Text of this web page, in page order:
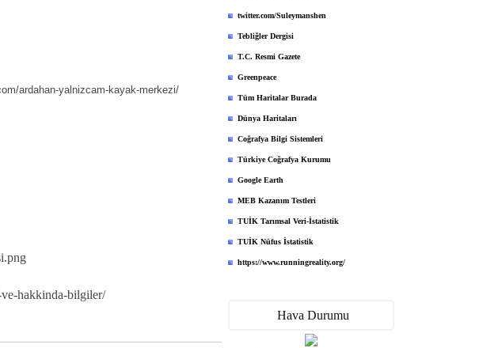
ardahan-yalnizcam-kayak-merkezi/
hakkinda-bilgiler/
twitter.com/Suleymanshen
Tebliğler Dergisi
T.C. Resmi Gazete
Greenpeace
Tüm Haritalar Burada
Dünya Haritaları
Coğrafya Bilgi Sistemleri
Türkiye Coğrafya Kurumu
Google Earth
MEB Kazanım Testleri
TUİK Tarımsal Veri-İstatistik
TUİK Nüfus İstatistik
https://www.runningreality.org/
Hava Durumu